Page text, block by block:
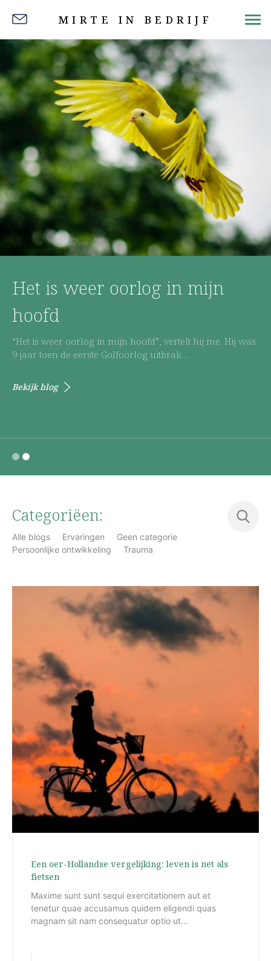
MIRTE IN BEDRIJF
Het is weer oorlog in mijn
hoofd
“Het is weer oorlog in mijn hoofd”, vertelt hij me. Hij was
9 jaar toen de eerste Golfoorlog uitbrak....
Bekijk blog
1 2
Categoriëen:
Alle blogs Ervaringen
Geen categorie
Persoonlijke ontwikkeling
Trauma
Een oer-Hollandse vergelijking: leven is net als
fietsen
Maxime sunt sunt sequi exercitationem aut et
tenetur quae accusamus quidem eligendi quas
magnam sit nam consequatur optio ut...